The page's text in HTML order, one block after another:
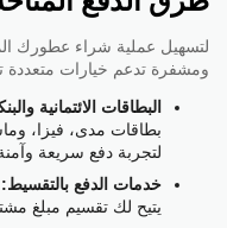
لتسهيل عملية شراء عطورك
ومشفرة تدعم خيارات متعددة
البطاقات الائتمانية
لتجربة دفع سريعة
خدمات الدفع بالتقسيط:
يتيح لك تقسيم مبلغ